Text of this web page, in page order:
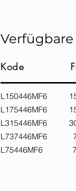
Verfügbare
Kode